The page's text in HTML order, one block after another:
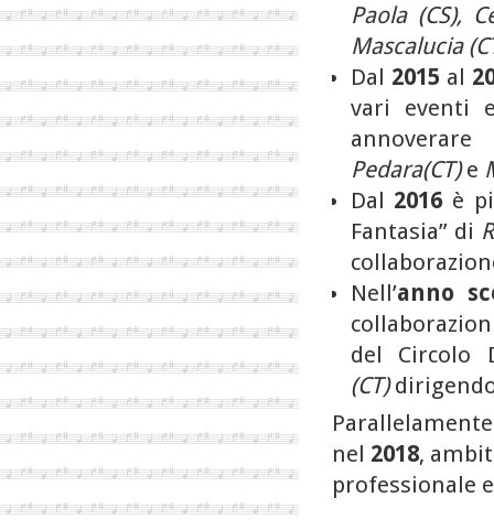
Paola (CS),
Mascalucia
Dal 2015al
vari eventi
Pedara(CT)e
Dal 2016 è
Fantasia” di
Nell’anno
del Circolo
(CT)
nel 2018,
professionale